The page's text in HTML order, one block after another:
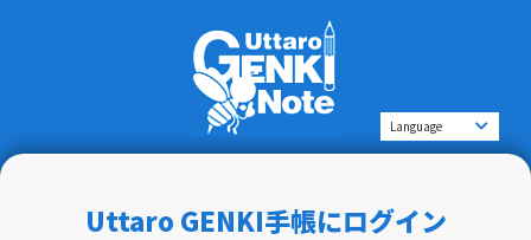
Uttaro GENKI手帳にログイン